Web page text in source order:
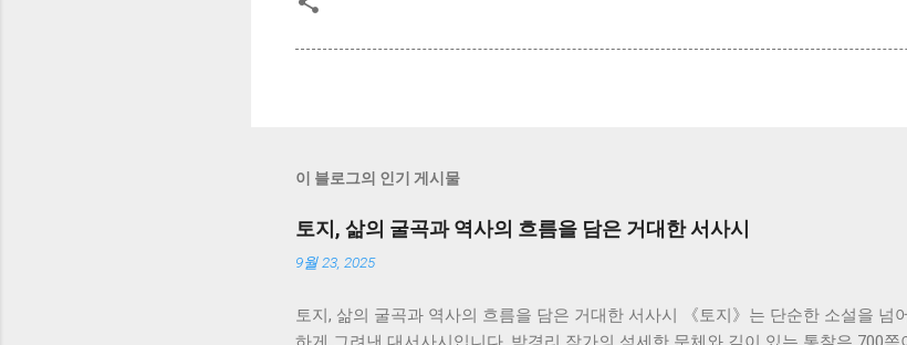
이 블로그의 인기 게시물
토지, 삶의 굴곡과 역사의 흐름을 담은 거대한 서사시
9월 23, 2025
토지, 삶의 굴곡과 역사의 흐름을 담은 거대한 서사시 《토지》는 단순한 소설을 넘